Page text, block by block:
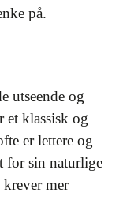
på.
utseende og
klassisk og
er lettere og
for sin naturlige
krever mer